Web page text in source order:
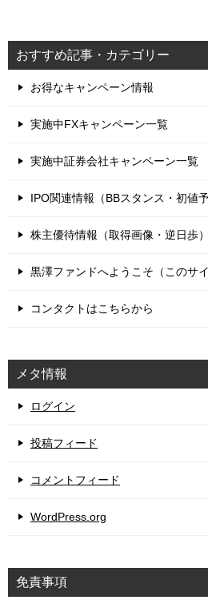
おすすめ記事・カテゴリー
お得なキャンペーン情報
実施中FXキャンペーン一覧
実施中証券会社キャンペーン一覧
IPO関連情報（BBスタンス・初値予
株主優待情報（取得画像・逆日歩）
黒澤ファンドへようこそ（このサ
コンタクトはこちらから
メタ情報
ログイン
投稿フィード
コメントフィード
WordPress.org
免責事項